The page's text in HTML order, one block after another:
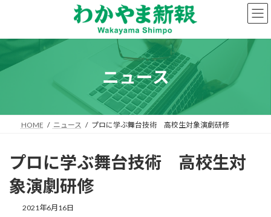
ン
へ
プ
ー
ョ
動
ニュース
HOME ニュース プロに学ぶ舞台技術 高校生対象演劇研修
プロに学ぶ舞台技術 高校生対
象演劇研修
2021年6月16日